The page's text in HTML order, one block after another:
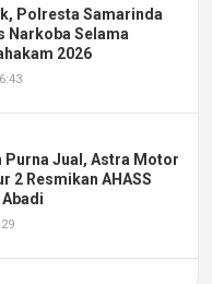
Polresta Samarinda
Narkoba Selama
2026
Purna Jual, Astra Motor
2 Resmikan AHASS